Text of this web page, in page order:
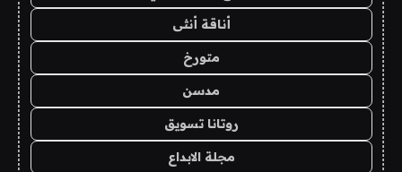
أناقة أنثى
متورخ
مدسن
روتانا تسويق
مجلة الابداع